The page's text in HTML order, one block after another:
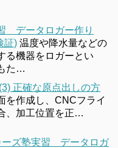
データロガー作り
証) 温度や降水量などの
る機器をロガーとい
た…
正確な原点出しの方
を作成し、CNCフライ
、加工位置を正…
ーズ塾実習 データロガ